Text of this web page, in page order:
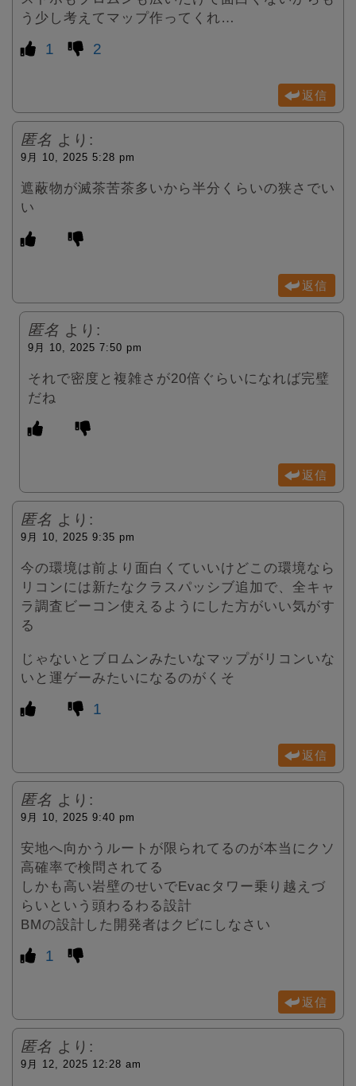
う少し考えてマップ作ってくれ…
1 2
返信
匿名 より:
9月 10, 2025 5:28 pm
遮蔽物が滅茶苦茶多いから半分くらいの狭さでい
い
返信
匿名 より:
9月 10, 2025 7:50 pm
それで密度と複雑さが20倍ぐらいになれば完璧
だね
返信
匿名 より:
9月 10, 2025 9:35 pm
今の環境は前より面白くていいけどこの環境なら
リコンには新たなクラスパッシブ追加で、全キャ
ラ調査ビーコン使えるようにした方がいい気がす
る
じゃないとブロムンみたいなマップがリコンいな
いと運ゲーみたいになるのがくそ
1
返信
匿名 より:
9月 10, 2025 9:40 pm
安地へ向かうルートが限られてるのが本当にクソ
高確率で検問されてる
しかも高い岩壁のせいでEvacタワー乗り越えづ
らいという頭わるわる設計
BMの設計した開発者はクビにしなさい
1
返信
匿名 より:
9月 12, 2025 12:28 am